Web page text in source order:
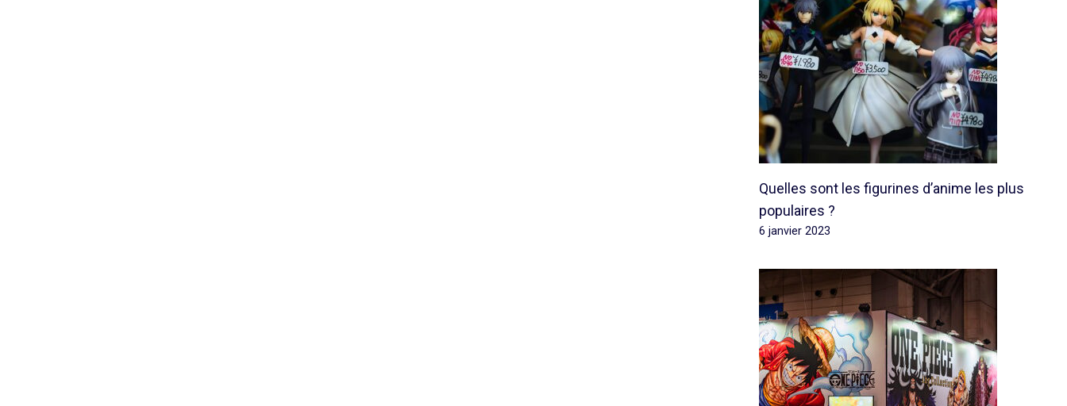
Quelles sont les figurines d’anime les plus
populaires ?
6 janvier 2023